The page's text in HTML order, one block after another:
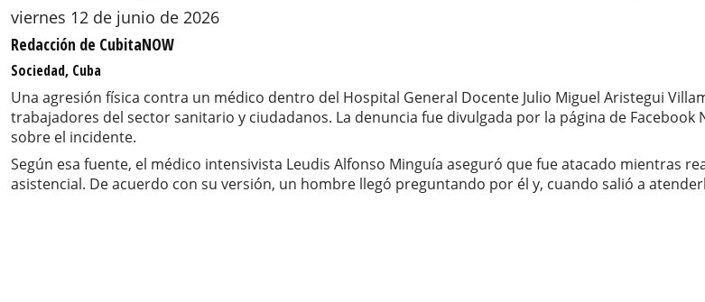
viernes 12 de junio de 2026
Redacción de CubitaNOW
Sociedad, Cuba
Una agresión física contra un médico dentro del Hospital General Docente Julio Miguel Aristegui
trabajadores del sector sanitario y ciudadanos. La denuncia fue divulgada por la página de
sobre el incidente.
Según esa fuente, el médico intensivista Leudis Alfonso Minguía aseguró que fue atacado mientras
asistencial. De acuerdo con su versión, un hombre llegó preguntando por él y, cuando salió a